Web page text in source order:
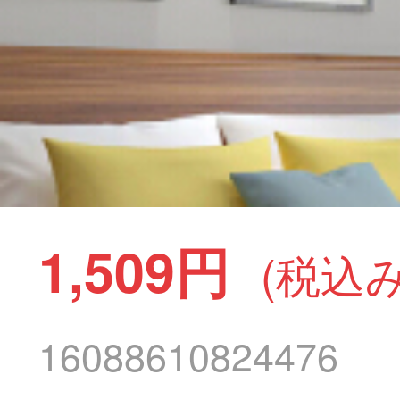
1,509円 (税込
16088610824476